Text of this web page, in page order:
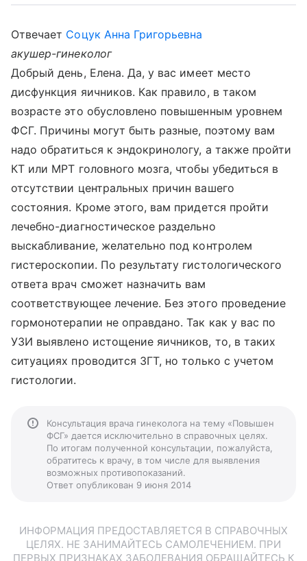
Отвечает Соцук Анна Григорьевна
акушер-гинеколог
Добрый день, Елена. Да, у вас имеет место
дисфункция яичников. Как правило, в таком
возрасте это обусловлено повышенным уровнем
ФСГ. Причины могут быть разные, поэтому вам
надо обратиться к эндокринологу, а также пройти
КТ или МРТ головного мозга, чтобы убедиться в
отсутствии центральных причин вашего
состояния. Кроме этого, вам придется пройти
лечебно-диагностическое раздельно
выскабливание, желательно под контролем
гистероскопии. По результату гистологического
ответа врач сможет назначить вам
соответствующее лечение. Без этого проведение
гормонотерапии не оправдано. Так как у вас по
УЗИ выявлено истощение яичников, то, в таких
ситуациях проводится ЗГТ, но только с учетом
гистологии.
Консультация врача гинеколога на тему «Повышен
ФСГ» дается исключительно в справочных целях.
По итогам полученной консультации, пожалуйста,
обратитесь к врачу, в том числе для выявления
возможных противопоказаний.
Ответ опубликован 9 июня 2014
ИНФОРМАЦИЯ ПРЕДОСТАВЛЯЕТСЯ В СПРАВОЧНЫХ
ЦЕЛЯХ. НЕ ЗАНИМАЙТЕСЬ САМОЛЕЧЕНИЕМ. ПРИ
ПЕРВЫХ ПРИЗНАКАХ ЗАБОЛЕВАНИЯ ОБРАЩАЙТЕСЬ К